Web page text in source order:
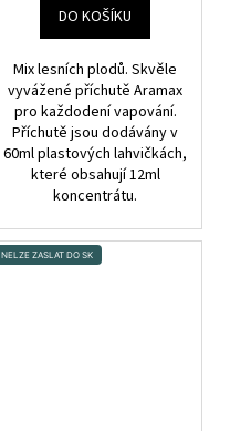
DO KOŠÍKU
Mix lesních plodů. Skvěle
vyvážené příchutě Aramax
pro každodení vapování.
Příchutě jsou dodávány v
60ml plastových lahvičkách,
které obsahují 12ml
koncentrátu.
NELZE ZASLAT DO SK